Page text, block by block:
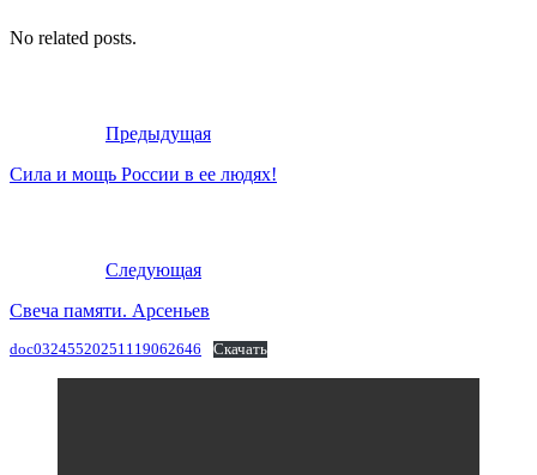
No related posts.
Предыдущая
Сила и мощь России в ее людях!
Следующая
Свеча памяти. Арсеньев
doc03245520251119062646 Скачать